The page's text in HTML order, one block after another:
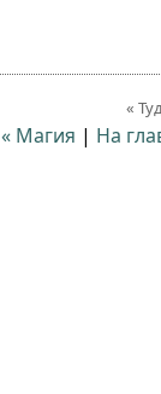
«
« Магия | На